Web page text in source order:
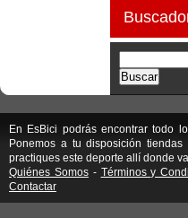
En EsBici podrás encontrar todo
Ponemos a tu disposición
practiques este deporte allí donde
Quiénes Somos- Términos y
Contactar